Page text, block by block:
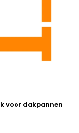
voor dakpannen